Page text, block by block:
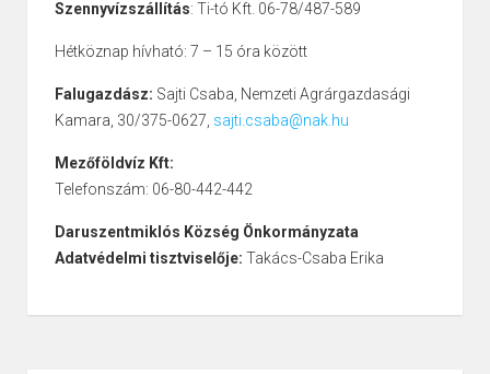
Szennyvízszállítás: Ti-tó Kft. 06-78/487-589
Hétköznap hívható: 7 – 15 óra között
Falugazdász: Sajti Csaba, Nemzeti Agrárgazdasági
Kamara, 30/375-0627, sajti.csaba@nak.hu
Mezőföldvíz Kft:
Telefonszám: 06-80-442-442
Daruszentmiklós Község Önkormányzata
Adatvédelmi tisztviselője: Takács-Csaba Erika